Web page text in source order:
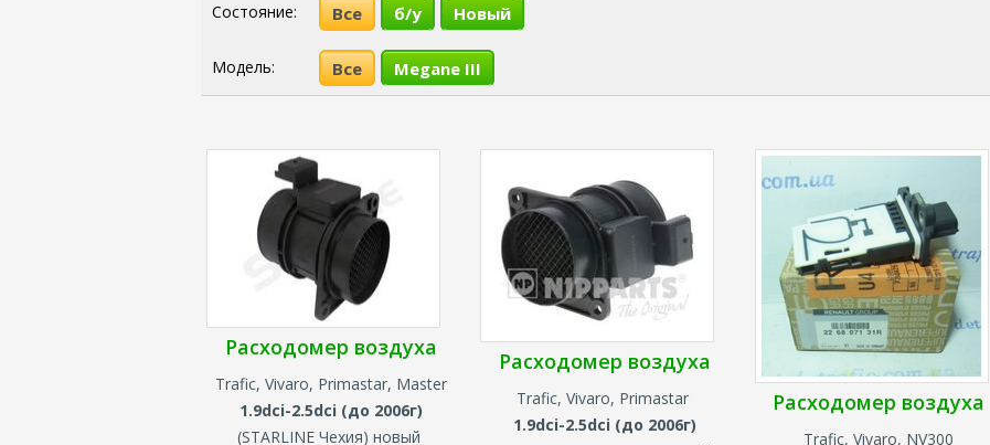
Состояние: Все б/у Новый
Модель: Все Megane III
Расходомер воздуха
Trafic, Vivaro, Primastar, Master
1.9dci-2.5dci (до 2006г)
(STARLINE Чехия) новый
Расходомер воздуха
Trafic, Vivaro, Primastar
1.9dci-2.5dci (до 2006г)
Расходомер воздуха
Trafic, Vivaro, NV300